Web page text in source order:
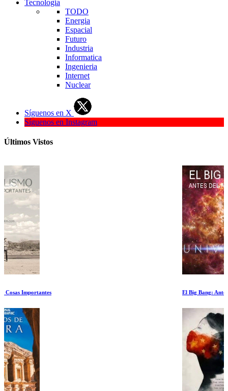
Tecnologia
TODO
Energia
Espacial
Futuro
Industria
Informatica
Ingenieria
Internet
Nuclear
Síguenos en X
Síguenos en Instagram
Últimos Vistos
El Big Bang: Antes del amanecer